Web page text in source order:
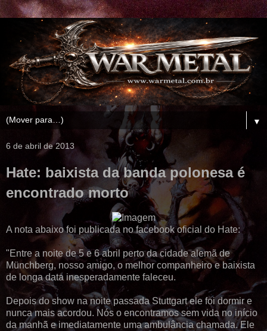
▼
6 de abril de 2013
Hate: baixista da banda polonesa é
encontrado morto
A nota abaixo foi publicada no facebook oficial do Hate:
"Entre a noite de 5 e 6 abril pertoda cidade alemã de
Münchberg, nosso amigo, o melhor companheiro e baixista
de longa data inesperadamente faleceu.
Depois do show na noite passada Stuttgartele foi dormir e
nunca mais acordou. Nós o encontramos sem vida no início
da manhã e imediatamente uma ambulânciachamada. Ele